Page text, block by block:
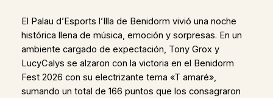
El Palau d’Esports l’Illa de Benidorm vivió una noche
histórica llena de música, emoción y sorpresas. En un
ambiente cargado de expectación, Tony Grox y
LucyCalys se alzaron con la victoria en el Benidorm
Fest 2026 con su electrizante tema «T amaré»,
sumando un total de 166 puntos que los consagraron